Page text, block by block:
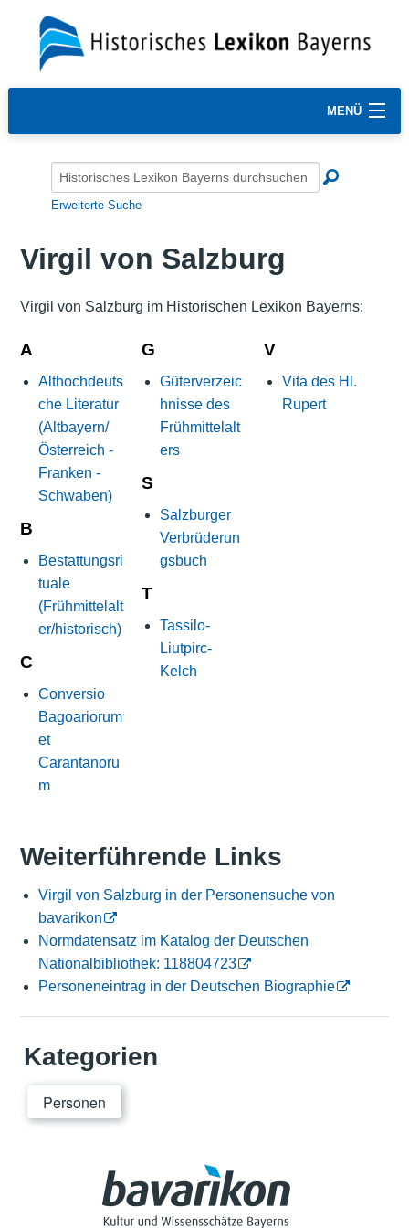
MENÜ
Erweiterte Suche
Virgil von Salzburg
Virgil von Salzburg im Historischen Lexikon Bayerns:
A
Althochdeuts
che Literatur
(Altbayern/
Österreich -
Franken -
Schwaben)
B
Bestattungsri
tuale
(Frühmittelalt
er/historisch)
C
Conversio
Bagoariorum
et
Carantanoru
m
G
Güterverzeic
hnisse des
Frühmittelalt
ers
S
Salzburger
Verbrüderun
gsbuch
T
Tassilo-
Liutpirc-
Kelch
V
Vita des Hl.
Rupert
Weiterführende Links
Virgil von Salzburg in der Personensuche von
bavarikon
Normdatensatz im Katalog der Deutschen
Nationalbibliothek: 118804723
Personeneintrag in der Deutschen Biographie
Kategorien
Personen